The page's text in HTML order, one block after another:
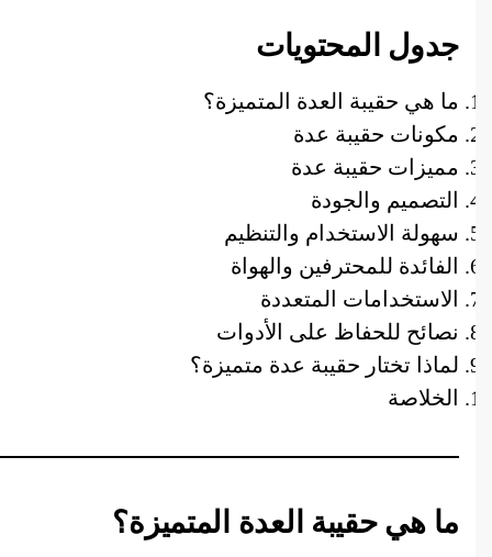
جدول المحتويات
ما هي حقيبة العدة المتميزة؟
مكونات حقيبة عدة
مميزات حقيبة عدة
التصميم والجودة
سهولة الاستخدام والتنظيم
الفائدة للمحترفين والهواة
الاستخدامات المتعددة
نصائح للحفاظ على الأدوات
لماذا تختار حقيبة عدة متميزة؟
الخلاصة
ما هي حقيبة العدة المتميزة؟